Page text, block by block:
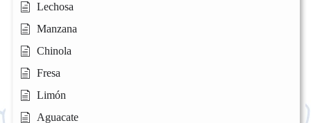
Lechosa
Manzana
Chinola
Fresa
Limón
Aguacate